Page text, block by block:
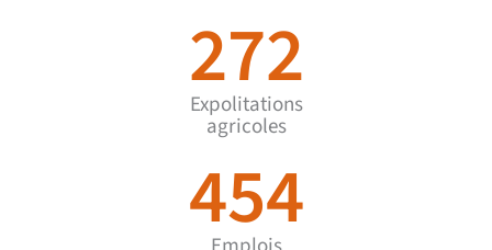
Expolitations
agricoles
272
454